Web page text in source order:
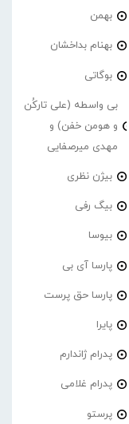
بهمن
بهنام بداخشان
بوگاتی
بی واسطه (علی تارکُن
و هومن خفن) و
مهدی میرصفایی
بیژن نظری
بیگ رفی
بیوسا
پارسا آی بی
پارسا حق پرست
پایرا
پدرام ژاندارم
پدرام غلامی
پرستو